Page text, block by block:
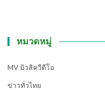
หมวดหมู่
MV มิวสิควีดีโอ
ข่าวทั่วไทย